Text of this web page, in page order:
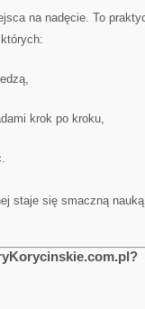
na nadęcie. To
krok po kroku,
staje się smaczną